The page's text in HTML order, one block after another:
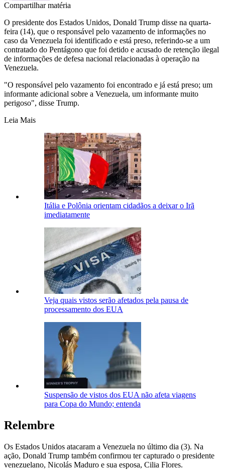
Compartilhar matéria
O presidente dos Estados Unidos, Donald Trump disse na quarta-
feira (14), que o responsável pelo vazamento de informações no
caso da Venezuela foi identificado e está preso, referindo-se a um
contratado do Pentágono que foi detido e acusado de retenção ilegal
de informações de defesa nacional relacionadas à operação na
Venezuela.
"O responsável pelo vazamento foi encontrado e já está preso; um
informante adicional sobre a Venezuela, um informante muito
perigoso", disse Trump.
Leia Mais
Itália e Polônia orientam cidadãos a deixar o Irã
imediatamente
Veja quais vistos serão afetados pela pausa de
processamento dos EUA
Suspensão de vistos dos EUA não afeta viagens
para Copa do Mundo; entenda
Relembre
Os Estados Unidos atacaram a Venezuela no último dia (3). Na
ação, Donald Trump também confirmou ter capturado o presidente
venezuelano, Nicolás Maduro e sua esposa, Cilia Flores.